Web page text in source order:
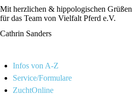
Mit herzlichen & hippologischen Grüßen
für das Team von Vielfalt Pferd e.V.
Cathrin Sanders
Infos von A-Z
Service/Formulare
ZuchtOnline